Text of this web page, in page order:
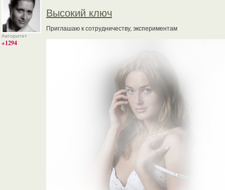
Авторитет
+1294
Высокий ключ
Приглашаю к сотрудничеству, экспериментам